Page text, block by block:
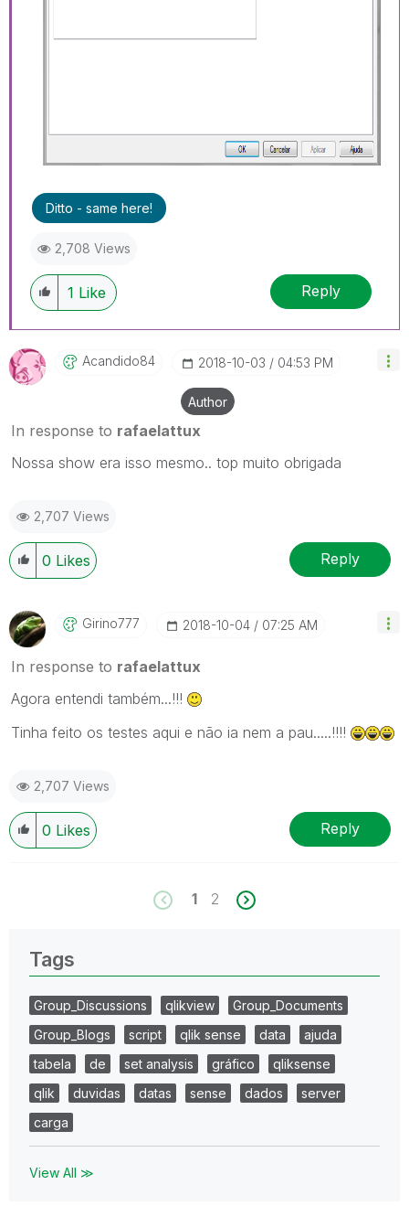
Ditto - same here!
2,708 Views
1 Like Reply
Acandido84 ‎2018-10-03 04:53 PM
Author
In response to rafaelattux
Nossa show era isso mesmo.. top muito obrigada
2,707 Views
0 Likes Reply
Girino777 ‎2018-10-04 07:25 AM
In response to rafaelattux
Agora entendi também...!!!
Tinha feito os testes aqui e não ia nem a pau.....!!!!
2,707 Views
0 Likes Reply
1 2
Tags
Group_Discussions qlikview
Group_Documents
Group_Blogs
script qlik sense data
ajuda
tabela
de set analysis gráfico
qliksense
qlik
duvidas datas sense dados
server
carga
View All ≫